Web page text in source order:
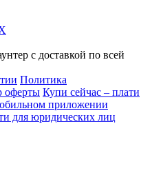
с доставкой по всей
Политика
оферты Купи сейчас – плати
приложении
для юридических лиц